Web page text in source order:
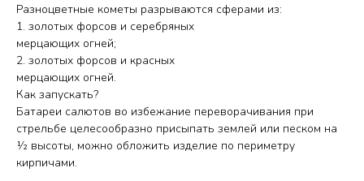
Разноцветные кометы разрываются сферами из:
1. золотых форсов и серебряных
мерцающих огней;
2. золотых форсов и красных
мерцающих огней.
Как запускать?
Батареи салютов во избежание переворачивания при
стрельбе целесообразно присыпать землей или песком на
½ высоты, можно обложить изделие по периметру
кирпичами.
Работаем с 2010 года
Скидки постоянным
клиентам
Оплата удобным
способом